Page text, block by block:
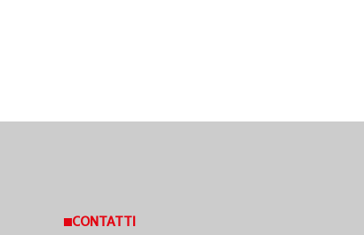
CONTATTI